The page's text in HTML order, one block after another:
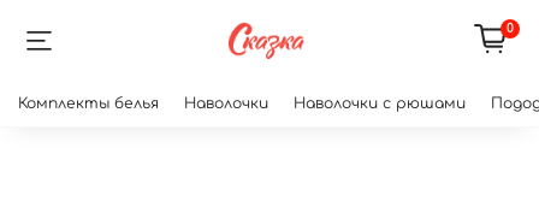
0
Комплекты белья Наволочки Наволочки с рюшами